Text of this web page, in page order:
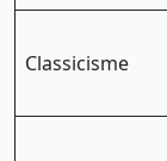
Classicisme